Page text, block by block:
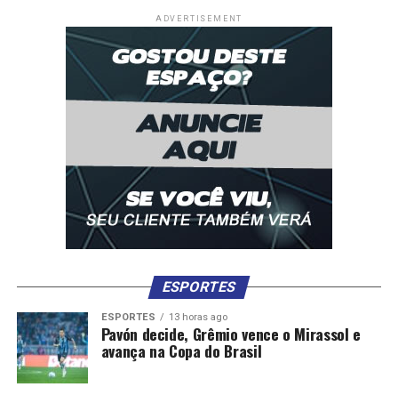
ADVERTISEMENT
ESPORTES
ESPORTES 13 horas ago
Pavón decide, Grêmio vence o Mirassol e
avança na Copa do Brasil